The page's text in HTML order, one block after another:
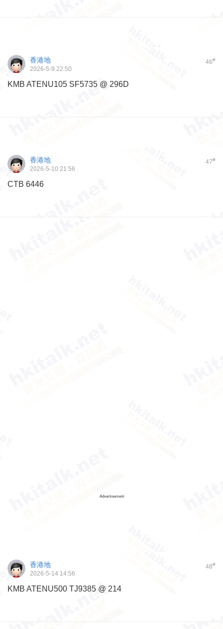
46#
香港地
2026-5-9 22:50
KMB ATENU105 SF5735 @ 296D
47#
香港地
2026-5-10 21:56
CTB 6446
Advertisement
48#
香港地
2026-5-14 14:56
KMB ATENU500 TJ9385 @ 214